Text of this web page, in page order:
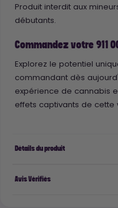
Produit interdit aux
débutants.
Commandez votre 911
Explorez le potentiel
commandant dès
expérience de cannabis
effets captivants de cette
Détails du produit
Avis Vérifiés